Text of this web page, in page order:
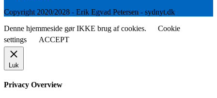
Copyright 2020/2028 - Erik Egvad Petersen - sydnyt.dk
Denne hjemmeside gør IKKE brug af cookies.
Cookie
settings
ACCEPT
Luk
Privacy Overview